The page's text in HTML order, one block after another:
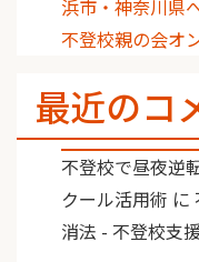
浜市・神奈川県
不登校親の会オ
最近のコ
不登校で昼夜逆
クール活用術 に
消法 - 不登校支